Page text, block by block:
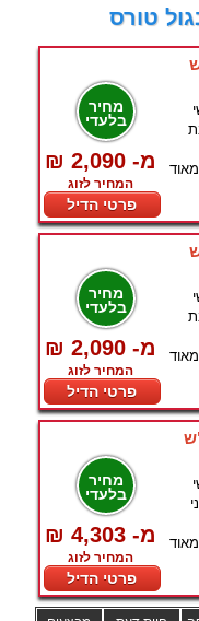
טורס
מחיר
בלעדי
₪ 2,090 -מ
המחיר לזוג
פרטי הדיל
מחיר
בלעדי
₪ 2,090 -מ
המחיר לזוג
פרטי הדיל
מחיר
בלעדי
₪ 4,303 -מ
המחיר לזוג
פרטי הדיל